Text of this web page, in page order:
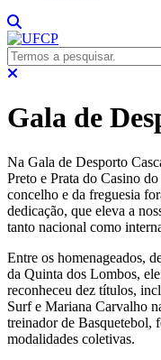
Gala de
Na Gala de Desporto
Preto e Prata do Casino
concelho e da freguesia
dedicação, que eleva a
tanto nacional como
Entre os homenageados,
da Quinta dos Lombos,
reconheceu dez títulos,
Surf e Mariana Carvalho
treinador de Basquetebol,
modalidades coletivas.